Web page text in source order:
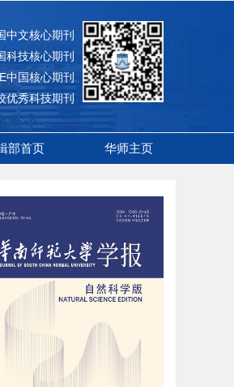
中文核心期刊
科技核心期刊
中国核心期刊
优秀科技期刊
部首页 华师主页